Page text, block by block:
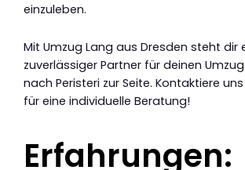
einzuleben.
Mit Umzug Lang aus Dresden steht dir
zuverlässiger Partner für deinen
nach Peristeri zur Seite. Kontaktiere
für eine individuelle Beratung!
Erfahrungen: